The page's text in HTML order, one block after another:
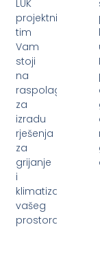
LUK
projektni
tim
Vam
stoji
na
raspolaganju
za
izradu
rješenja
za
grijanje
i
klimatizaciju
vašeg
prostora.